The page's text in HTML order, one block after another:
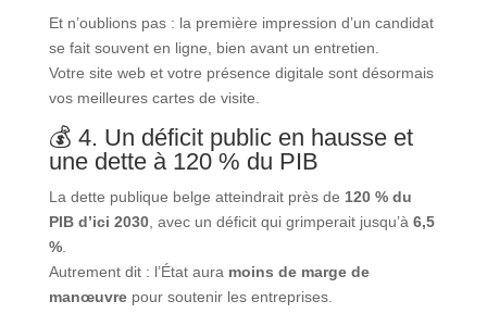
Et n’oublions pas : la première impression d’un candidat
se fait souvent en ligne, bien avant un entretien.
Votre site web et votre présence digitale sont désormais
vos meilleures cartes de visite.
💰 4. Un déficit public en hausse et
une dette à 120 % du PIB
La dette publique belge atteindrait près de 120 % du
PIB d’ici 2030, avec un déficit qui grimperait jusqu’à 6,5
%.
Autrement dit : l’État aura moins de marge de
manœuvrepour soutenir les entreprises.